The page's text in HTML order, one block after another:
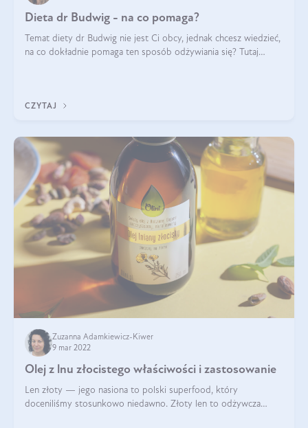
Dieta dr Budwig - na co pomaga?
Temat diety dr Budwig nie jest Ci obcy, jednak chcesz wiedzieć,
na co dokładnie pomaga ten sposób odżywiania się? Tutaj
CZYTAJ
Zuzanna Adamkiewicz-Kiwer
9 mar 2022
Olej z lnu złocistego właściwości i zastosowanie
Len złoty — jego nasiona to polski superfood, który
doceniliśmy stosunkowo niedawno. Złoty len to odżywcza